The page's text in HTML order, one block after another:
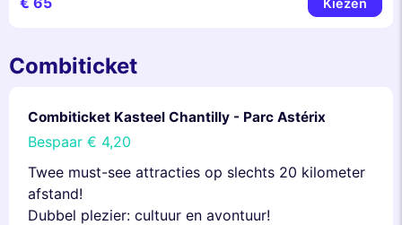
Combiticket
Combiticket Kasteel Chantilly - Parc Astérix
Bespaar € 4,20
Twee must-see attracties op slechts 20 kilometer
afstand!
Dubbel plezier: cultuur en avontuur!